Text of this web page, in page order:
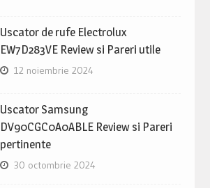
Uscator de rufe Electrolux
EW7D283VE Review si Pareri utile
12 noiembrie 2024
Uscator Samsung
DV90CGC0A0ABLE Review si Pareri
pertinente
30 octombrie 2024